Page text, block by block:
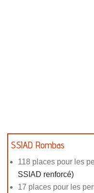
SSIAD Rombas
118 places pour les
SSIAD renforcé)
17 places pour les